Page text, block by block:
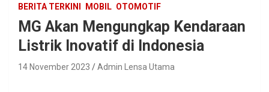
BERITA TERKINI MOBIL OTOMOTIF
MG Akan Mengungkap Kendaraan
Listrik Inovatif di Indonesia
14 November 2023 Admin Lensa Utama